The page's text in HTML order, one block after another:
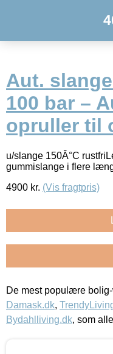
Aut.
100 bar –
opruller til
u/slange 150Â°C
gummislange i flere
4900 kr. (Vis fragtpris)
De mest populære
Damask.dk,
Bydahlliving.dk, som